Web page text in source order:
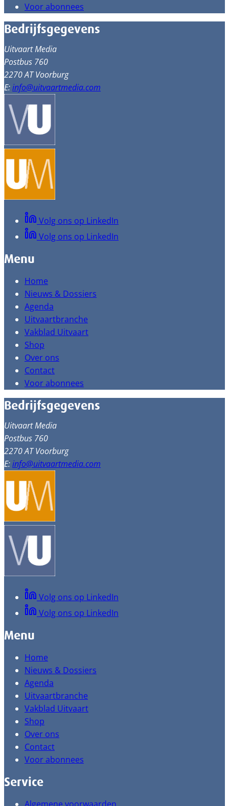
Voor abonnees
Bedrijfsgegevens
Uitvaart Media
Postbus 760
2270 AT Voorburg
E:info@uitvaartmedia.com
Volg ons op LinkedIn
Volg ons op LinkedIn
Menu
Home
Nieuws & Dossiers
Agenda
Uitvaartbranche
Vakblad Uitvaart
Shop
Over ons
Contact
Voor abonnees
Bedrijfsgegevens
Uitvaart Media
Postbus 760
2270 AT Voorburg
E:info@uitvaartmedia.com
Volg ons op LinkedIn
Volg ons op LinkedIn
Menu
Home
Nieuws & Dossiers
Agenda
Uitvaartbranche
Vakblad Uitvaart
Shop
Over ons
Contact
Voor abonnees
Service